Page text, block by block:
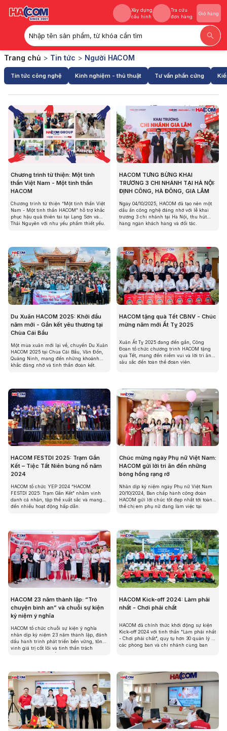
Xây dựng
cấu hình
Tra cứu
đơn hàng
Giỏ hàng
Nhập tên sản phẩm, từ khóa cần tìm
Xây dựng
cấu hình
Tra cứu
Trang chủ > Tin tức > Người HACOM
Tin tức công nghệ Kinh nghiệm - thủ thuật Tư vấn phần cứng
Chương trình từ thiện: Một tinh
thần Việt Nam - Một tinh thần
HACOM
Chương trình từ thiện “Một tinh thần Việt
Nam - Một tinh thần HACOM” hỗ trợ khắc
phục hậu quả thiên tai tại Lạng Sơn và
Thái Nguyên với nhu yếu phẩm thiết yếu.
HACOM TƯNG BỪNG KHAI
TRƯƠNG 3 CHI NHÁNH TẠI HÀ NỘI:
ĐỊNH CÔNG, HÀ ĐÔNG, GIA LÂM
Ngày 04/10/2025, HACOM đã tạo nên một
dấu ấn công nghệ đáng nhớ với lễ khai
trương 3 chi nhánh tại Hà Nội, thu hút
hàng ngàn khách hàng và đối tác.
Du Xuân HACOM 2025: Khởi đầu
năm mới - Gắn kết yêu thương tại
Chùa Cái Bầu
Một mùa xuân mới lại về, chuyến Du Xuân
HACOM 2025 tại Chùa Cái Bầu, Vân Đồn,
Quảng Ninh, mang đến những khoảnh
khắc đáng nhớ và tinh thần đoàn kết.
HACOM tặng quà Tết CBNV - Chúc
mừng năm mới Ất Tỵ 2025
Xuân Ất Tỵ 2025 đang đến gần, Công
Đoàn tổ chức chương trình HACOM tặng
quà Tết, mang đến niềm vui và lời tri ân
sâu sắc đến toàn thể đoàn viên.
HACOM FESTDI 2025: Trạm Gắn
Kết – Tiệc Tất Niên bùng nổ năm
2024
HACOM tổ chức YEP 2024 “HACOM
FESTDI 2025: Trạm Gắn Kết” nhằm vinh
danh cá nhân, tập thể xuất sắc và mang
đến nhiều hoạt động hấp dẫn.
Chúc mừng ngày Phụ nữ Việt Nam:
HACOM gửi lời tri ân đến những
bóng hồng rạng rỡ
Nhân dịp kỷ niệm ngày Phụ nữ Việt Nam
20/10/2024, Ban chấp hành công đoàn
HACOM gửi lời chúc tốt đẹp nhất tới toàn
thể chị em phụ nữ đang làm việc tại
HACOM 23 năm thành lập: “Trò
chuyện bình an” và chuỗi sự kiện
kỷ niệm ý nghĩa
HACOM tổ chức chuỗi sự kiện ý nghĩa
nhân dịp kỷ niệm 23 năm thành lập, đánh
dấu hành trình phát triển bền vững, tôn
vinh giá trị cốt lõi và tinh thần trách
nhiệm xã hội sâu sắc.
HACOM Kick-off 2024: Làm phải
nhất - Chơi phải chất
HACOM đã chính thức khởi động sự kiện
Kick-off 2024 với tinh thần "Làm phải nhất
- Chơi phải chất", quy tụ hơn 30 quản lý từ
các phòng ban và chi nhánh cùng ban